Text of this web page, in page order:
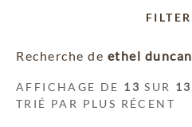
FILTER
Recherche de ethel duncan
AFFICHAGE DE 13 SUR 13
TRIÉ PAR PLUS RÉCENT